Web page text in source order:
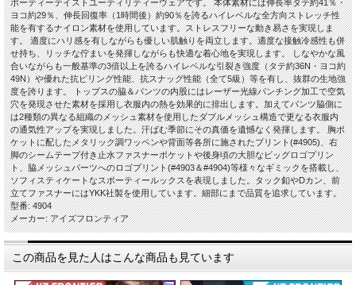
ポーティーテイストユーティリティーウェアです。 本体素材には伸長率タテ約41％・
ヨコ約29％、伸長回復率（1時間後）約90％を誇るハイレベルな全方向ストレッチ性
能を有するナイロン素材を使用しています。ストレスフリーな動き易さを実現しま
す。 適度にハリ感を有しながらも優しい肌触りを両立します。適度な接触冷感性も併
せ持ち、リッチな佇まいを発揮しながらも快適な着心地を実現します。 しなやかな風
合いながらも一般基準の3倍以上を誇るハイレベルな引裂き強度（タテ約36N・ヨコ約
49N）や優れた抗ピリング性能、抗スナッグ性能（全て5級）等を有し、抜群の生地強
度を誇ります。 トップスの脇＆パンツの内股にはレーザー光線パンチング加工で空気
穴を発現させた素材を採用し衣服内の熱を効果的に排出します。加えてパンツ脇側に
は2種類の異なる組織のメッシュ素材を使用したダブルメッシュ構造で更なる衣服内
の通気性アップを実現しました。汗ばむ季節にその真価を遺憾なく発揮します。 胸ポ
ケットに配したメタリック調ワッペンや背面等各所に施されたプリント(#4905)、右
脚のシームテープ付き止水ファスナーポケットや後身頃の大胆なビッグロゴプリン
ト、脇メッシュパーツへのロゴプリント(#4903＆#4904)等様々なギミックを搭載し、
ソフィスティケートなスポーティールックスを表現しました。タック釦やDカン、前
立てファスナーにはYKK社製を使用しています。細部にまで品質を追求しています。
型番: 4904
メーカー: アイズフロンティア
この商品を見た人はこんな商品も見ています